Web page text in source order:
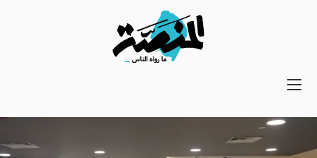
Main
Secondary
Navigation